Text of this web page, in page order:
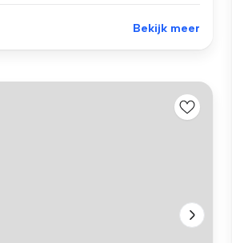
Bekijk meer